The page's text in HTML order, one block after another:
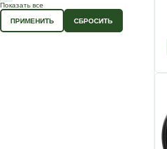
Показать все
ПРИМЕНИТЬ СБРОСИТЬ